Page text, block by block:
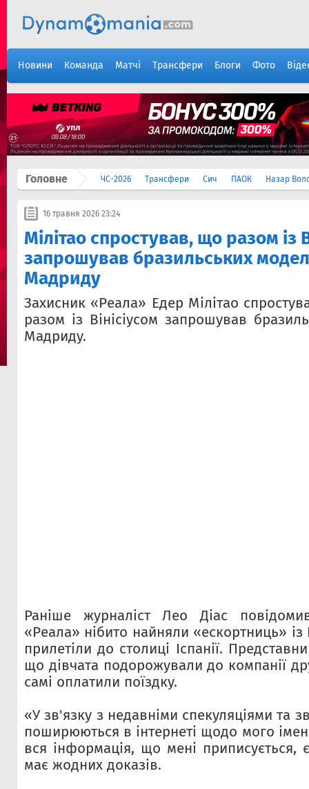
Новини Команда Матчі Трансфери Блоги Фото
Головне ЧС-2026 Трансфери Сич ПАОК Назар
16 травня 2026 23:24
Мілітао спростував, що разом із
запрошував бразильських
Мадриду
Захисник «Реала» Едер Мілітао
разом із Вінісіусом запрошував
Мадриду.
Раніше журналіст Лео Діас
«Реала» нібито найняли «ескортниць»
прилетіли до столиці Іспанії.
що дівчата подорожували до компанії
самі оплатили поїздку.
«У зв'язку з недавніми спекуляціями та
поширюються в інтернеті щодо мого
вся інформація, що мені
має жодних доказів.